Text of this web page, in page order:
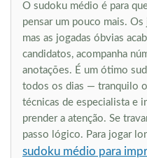
O sudoku médio é para
pensar um pouco mais.
mas as jogadas óbvias
candidatos, acompanha
anotações. É um ótimo
todos os dias — tranquilo
técnicas de especialista e
prender a atenção. Se
passo lógico. Para jogar
sudoku médio para